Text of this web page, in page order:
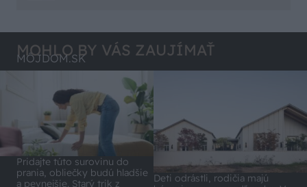
MOHLO BY VÁS ZAUJÍMAŤ
MÔJDOM.SK
Pridajte túto surovinu do
prania, obliečky budú hladšie
a pevnejšie. Starý trik z
Deti odrástli, rodičia majú